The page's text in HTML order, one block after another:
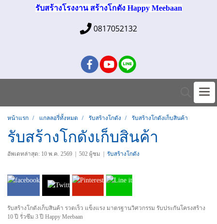
รับสร้างโรงงาน สร้างโกดัง Happy Meebaan
0817052132
หน้าแรก แกลลอรี่ทั้งหมด รับสร้างโกดัง รับสร้างโกดังเก็บสินค้า
รับสร้างโกดังเก็บสินค้า
อัพเดทล่าสุด: 10 พ.ค. 2569 502 ผู้ชม รับสร้างโกดัง
รับสร้างโกดังเก็บสินค้า รวดเร็ว แข็งแรง มาตรฐานวิศวกรรม รับประกันโครงสร้าง
10 ปี รั่วซึม 3 ปี Happy Meebaan